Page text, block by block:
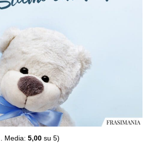
. Media: 5,00 su 5)